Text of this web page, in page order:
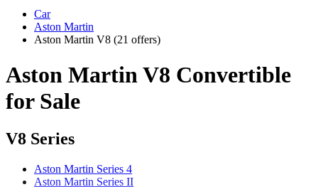
Car
Aston Martin
Aston Martin V8 (21 offers)
Aston Martin V8 Convertible
for Sale
V8 Series
Aston Martin Series 4
Aston Martin Series II